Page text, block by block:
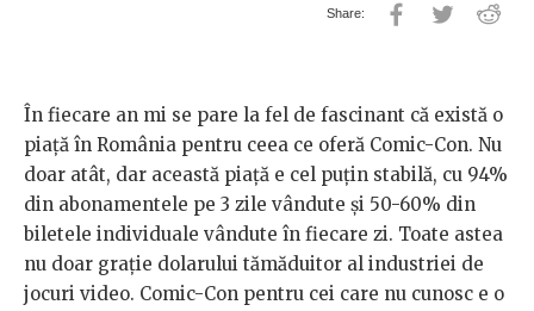
În fiecare an mi se pare la fel de fascinant că există o
piață în România pentru ceea ce oferă Comic-Con. Nu
doar atât, dar această piață e cel puțin stabilă, cu 94%
din abonamentele pe 3 zile vândute și 50-60% din
biletele individuale vândute în fiecare zi. Toate astea
nu doar grație dolarului tămăduitor al industriei de
jocuri video. Comic-Con pentru cei care nu cunosc e o